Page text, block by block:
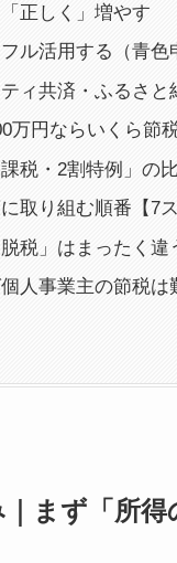
正しく」増やす
ル活用する（青色
ィ共済・ふるさと
万円ならいくら節
税・2割特例」の
取り組む順番【7ス
税」はまったく違
人事業主の節税は
まず「所